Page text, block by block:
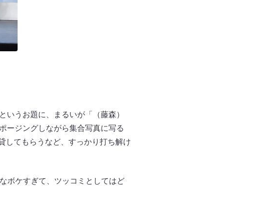
いうお題に、まるいが「（藤森）
ージングしながら集合写真に写る
してもらうなど、すっかり打ち解け
ボケすぎて、ツッコミとしてはど